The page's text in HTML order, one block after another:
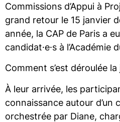
Commissions d’Appui à
grand retour le 15 janvier
année, la CAP de Paris a
candidat·e·s à l’Académie
Comment s’est déroulée
À leur arrivée, les
connaissance autour d’un
orchestrée par Diane,